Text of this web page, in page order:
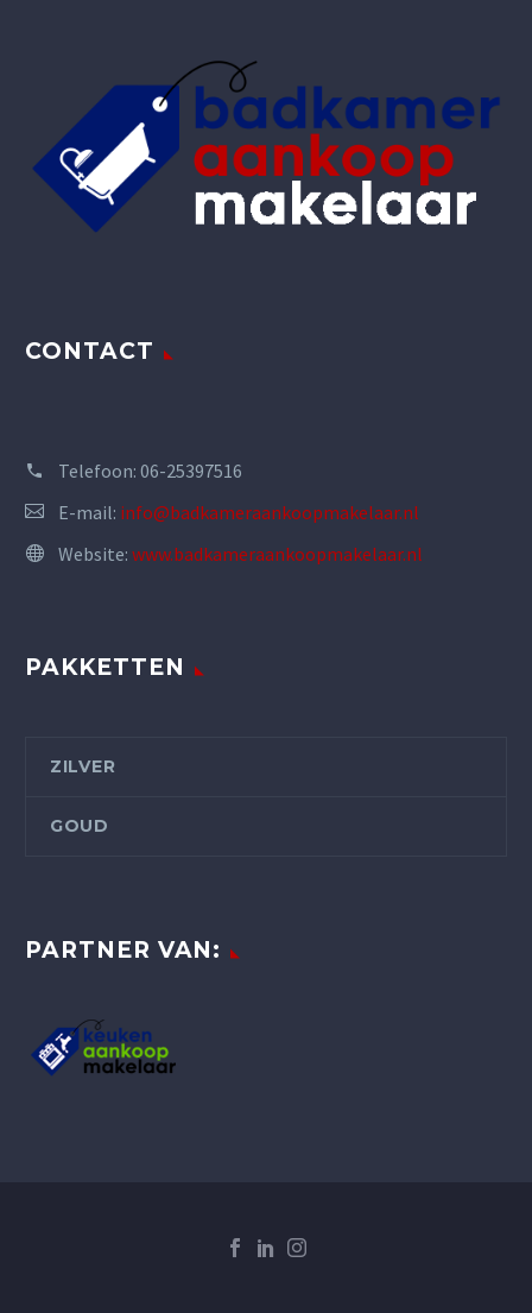
CONTACT
Telefoon: 06-25397516
E-mail: info@badkameraankoopmakelaar.nl
Website: www.badkameraankoopmakelaar.nl
PAKKETTEN
ZILVER
GOUD
PARTNER VAN: